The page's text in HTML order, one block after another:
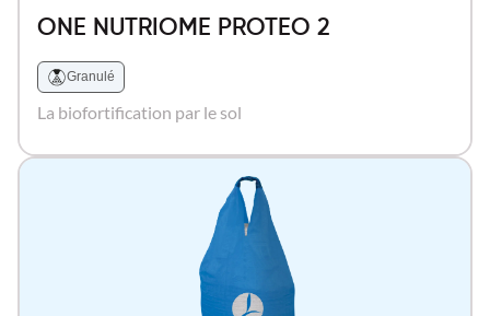
ONE NUTRIOME PROTEO 2
Granulé
La biofortification par le sol